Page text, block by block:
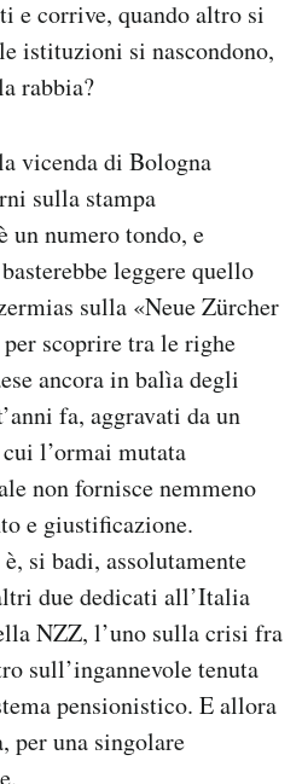
e corrive, quando altro si
istituzioni si nascondono,
rabbia?
vicenda di Bologna
sulla stampa
un numero tondo, e
leggere quello
sulla «Neue Zürcher
scoprire tra le righe
ancora in balìa degli
fa, aggravati da un
l’ormai mutata
non fornisce nemmeno
e giustificazione.
si badi, assolutamente
due dedicati all’Italia
NZZ, l’uno sulla crisi fra
sull’ingannevole tenuta
pensionistico. E allora
per una singolare